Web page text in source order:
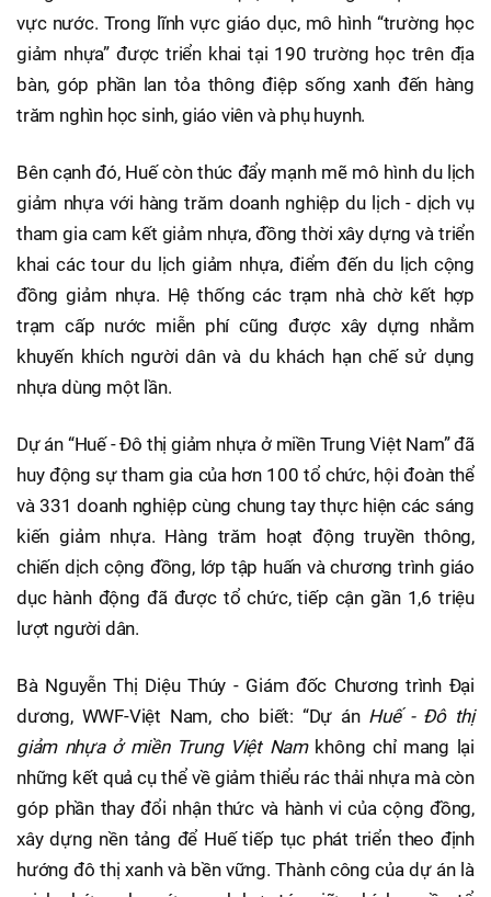
vực nước. Trong lĩnh vực giáo dục, mô hình “trường học
giảm nhựa” được triển khai tại 190 trường học trên địa
bàn, góp phần lan tỏa thông điệp sống xanh đến hàng
trăm nghìn học sinh, giáo viên và phụ huynh.
Bên cạnh đó, Huế còn thúc đẩy mạnh mẽ mô hình du lịch
giảm nhựa với hàng trăm doanh nghiệp du lịch - dịch vụ
tham gia cam kết giảm nhựa, đồng thời xây dựng và triển
khai các tour du lịch giảm nhựa, điểm đến du lịch cộng
đồng giảm nhựa. Hệ thống các trạm nhà chờ kết hợp
trạm cấp nước miễn phí cũng được xây dựng nhằm
khuyến khích người dân và du khách hạn chế sử dụng
nhựa dùng một lần.
Dự án “Huế - Đô thị giảm nhựa ở miền Trung Việt Nam” đã
huy động sự tham gia của hơn 100 tổ chức, hội đoàn thể
và 331 doanh nghiệp cùng chung tay thực hiện các sáng
kiến giảm nhựa. Hàng trăm hoạt động truyền thông,
chiến dịch cộng đồng, lớp tập huấn và chương trình giáo
dục hành động đã được tổ chức, tiếp cận gần 1,6 triệu
lượt người dân.
Bà Nguyễn Thị Diệu Thúy - Giám đốc Chương trình Đại
dương, WWF-Việt Nam, cho biết: “Dự án Huế - Đô thị
giảm nhựa ở miền Trung Việt Namkhông chỉ mang lại
những kết quả cụ thể về giảm thiểu rác thải nhựa mà còn
góp phần thay đổi nhận thức và hành vi của cộng đồng,
xây dựng nền tảng để Huế tiếp tục phát triển theo định
hướng đô thị xanh và bền vững. Thành công của dự án là